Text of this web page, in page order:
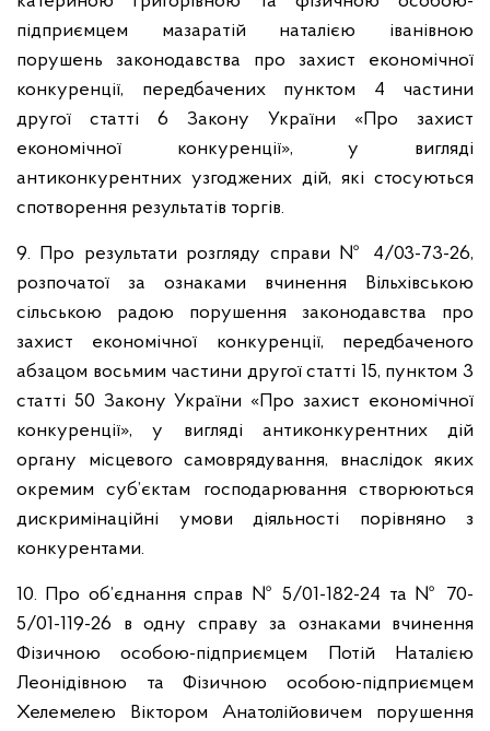
підприємцем мазаратій наталією іванівною
порушень законодавства про захист економічної
конкуренції, передбачених пунктом 4 частини
другої статті 6 Закону України «Про захист
економічної конкуренції», у вигляді
антиконкурентних узгоджених дій, які стосуються
спотворення результатів торгів.
9. Про результати розгляду справи № 4/03-73-26,
розпочатої за ознаками вчинення Вільхівською
сільською радою порушення законодавства про
захист економічної конкуренції, передбаченого
абзацом восьмим частини другої статті 15, пунктом 3
статті 50 Закону України «Про захист економічної
конкуренції», у вигляді антиконкурентних дій
органу місцевого самоврядування, внаслідок яких
окремим суб’єктам господарювання створюються
дискримінаційні умови діяльності порівняно з
конкурентами.
10. Про об’єднання справ № 5/01-182-24 та № 70-
5/01-119-26 в одну справу за ознаками вчинення
Фізичною особою-підприємцем Потій Наталією
Леонідівною та Фізичною особою-підприємцем
Хелемелею Віктором Анатолійовичем порушення